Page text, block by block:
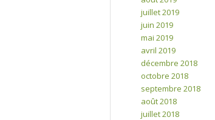
juillet 2019
juin 2019
mai 2019
avril 2019
décembre 2018
octobre 2018
septembre 2018
août 2018
juillet 2018